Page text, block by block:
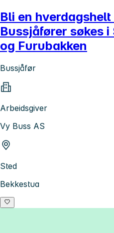
Bli en
Bussjåfører søkes
og Furubakken
Bussjåfør
Arbeidsgiver
Vy Buss AS
Sted
Bekkestua